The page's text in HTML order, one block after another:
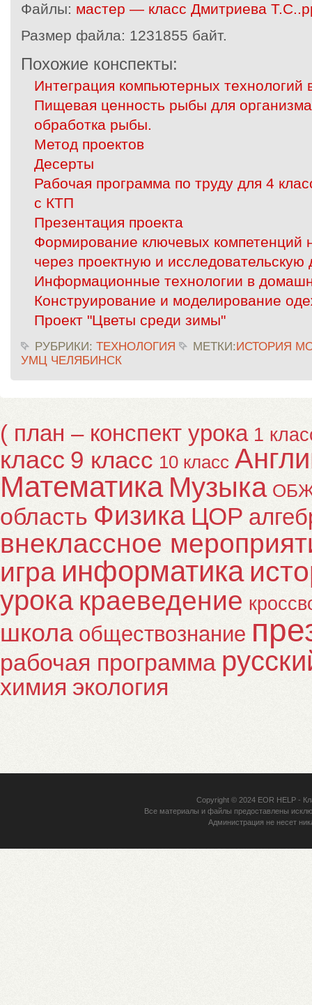
Файлы: мастер — класс Дмитриева
Размер файла: 1231855 байт.
Похожие конспекты:
Интеграция компьютерных технологий
Пищевая ценность рыбы для
обработка рыбы.
Метод проектов
Десерты
Рабочая программа по труду для 4
с КТП
Презентация проекта
Формирование ключевых компетенций
через проектную и исследовательскую
Информационные технологии в
Конструирование и моделирование
Проект "Цветы среди зимы"
РУБРИКИ: ТЕХНОЛОГИЯ МЕТКИ:ИСТОРИЯ
УМЦ ЧЕЛЯБИНСК
( план – конспект урока 1
класс 9 класс 10 класс
Математика Музыка
область Физика ЦОР
внеклассное
игра информатика
урока краеведение
школа обществознание
рабочая программа
химия экология
Copyright © 2024 EOR HELP-
Все материалы и файлы предоставлены
Администрация не несет